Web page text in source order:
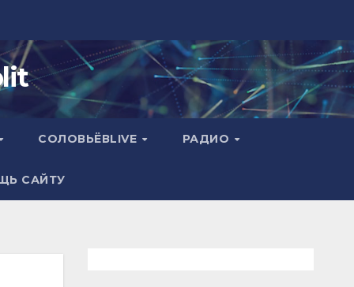
СОЛОВЬЁВLIVE РАДИО
САЙТУ